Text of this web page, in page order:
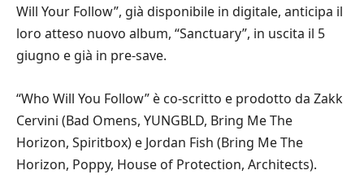
Will Your Follow”, già disponibile in digitale, anticipa il
loro atteso nuovo album, “Sanctuary”, in uscita il 5
giugno e già in pre-save.
“Who Will You Follow” è co-scritto e prodotto da Zakk
Cervini (Bad Omens, YUNGBLD, Bring Me The
Horizon, Spiritbox) e Jordan Fish (Bring Me The
Horizon, Poppy, House of Protection, Architects).